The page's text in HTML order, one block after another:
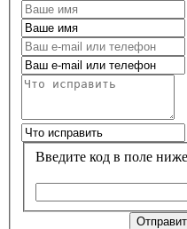
Введите код в поле ниже